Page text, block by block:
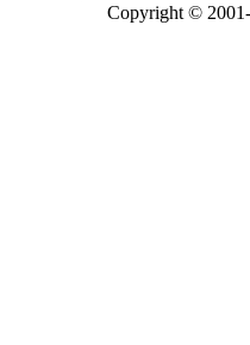
Copyright ©